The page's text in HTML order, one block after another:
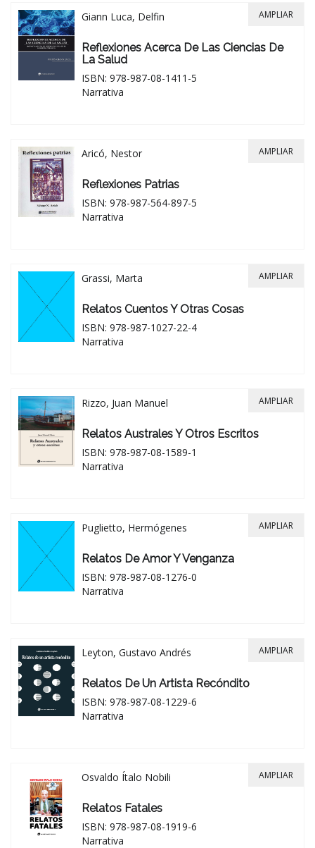
Giann Luca, Delfin
Reflexiones Acerca De Las Ciencias De
La Salud
ISBN: 978-987-08-1411-5
Narrativa
AMPLIAR
Aricó, Nestor
Reflexiones Patrias
ISBN: 978-987-564-897-5
Narrativa
AMPLIAR
Grassi, Marta
Relatos Cuentos Y Otras Cosas
ISBN: 978-987-1027-22-4
Narrativa
AMPLIAR
Rizzo, Juan Manuel
Relatos Australes Y Otros Escritos
ISBN: 978-987-08-1589-1
Narrativa
AMPLIAR
Puglietto, Hermógenes
Relatos De Amor Y Venganza
ISBN: 978-987-08-1276-0
Narrativa
AMPLIAR
Leyton, Gustavo Andrés
Relatos De Un Artista Recóndito
ISBN: 978-987-08-1229-6
Narrativa
AMPLIAR
Osvaldo Ítalo Nobili
Relatos Fatales
ISBN: 978-987-08-1919-6
Narrativa
AMPLIAR